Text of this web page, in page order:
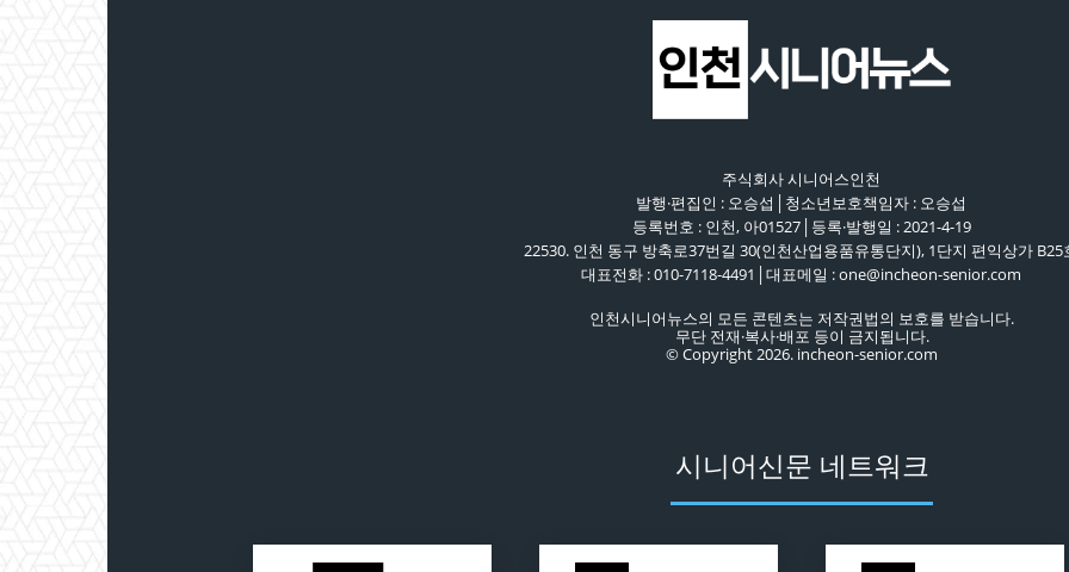
주식회사 시니어스인천
발행·편집인 : 오승섭│청소년보호책임자 : 오승섭
등록번호 : 인천, 아01527│등록·발행일 : 2021-4-19
22530. 인천 동구 방축로37번길 30(인천산업용품유통단지), 1단지 편익상가 B25
대표전화 : 010-7118-4491│대표메일 : one@incheon-senior.com
인천시니어뉴스의 모든 콘텐츠는 저작권법의 보호를 받습니다.
무단 전재·복사·배포 등이 금지됩니다.
© Copyright 2026. incheon-senior.com
시니어신문 네트워크